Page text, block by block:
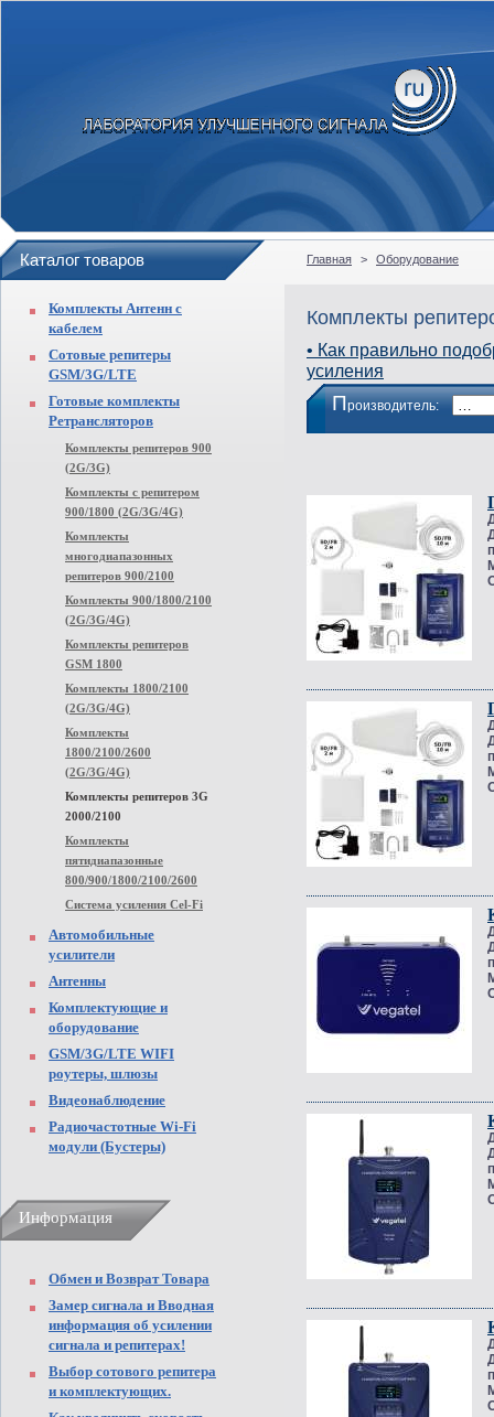
Каталог товаров
Комплекты Антенн с
кабелем
Сотовые репитеры
GSM/3G/LTE
Готовые комплекты
Ретрансляторов
Комплекты репитеров 900
(2G/3G)
Комплекты с репитером
900/1800 (2G/3G/4G)
Комплекты
многодиапазонных
репитеров 900/2100
Комплекты 900/1800/2100
(2G/3G/4G)
Комплекты репитеров
GSM 1800
Комплекты 1800/2100
(2G/3G/4G)
Комплекты
1800/2100/2600
(2G/3G/4G)
Комплекты репитеров 3G
2000/2100
Комплекты
пятидиапазонные
800/900/1800/2100/2600
Система усиления Cel-Fi
Автомобильные
усилители
Антенны
Комплектующие и
оборудование
GSM/3G/LTE WIFI
роутеры, шлюзы
Видеонаблюдение
Радиочастотные Wi-Fi
модули (Бустеры)
Информация
Обмен и Возврат Товара
Замер сигнала и Вводная
информация об усилении
сигнала и репитерах!
Выбор сотового репитера
и комплектующих.
Главная > Оборудование
Комплекты
• Как правильно
усиления
Производитель: